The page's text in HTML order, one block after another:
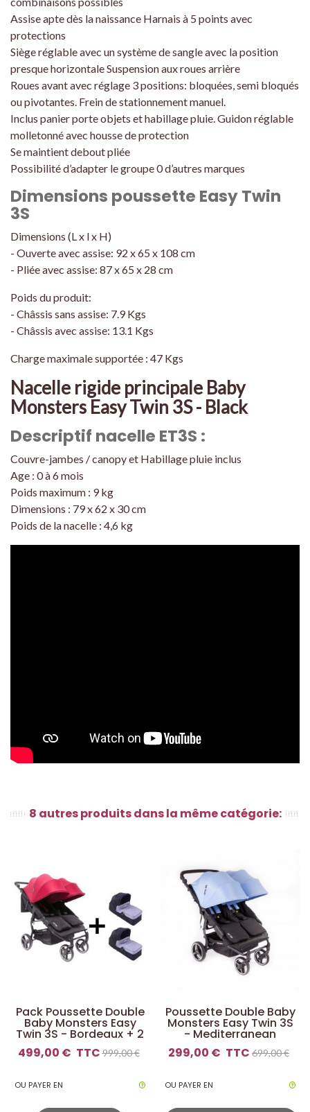
Assise apte dès la naissance Harnais à 5 points avec
protections
Siège réglable avec un système de sangle avec la position
presque horizontale Suspension aux roues arrière
Roues avant avec réglage 3 positions: bloquées, semi bloqués
ou pivotantes. Frein de stationnement manuel.
Inclus panier porte objets et habillage pluie. Guidon réglable
molletonné avec housse de protection
Se maintient debout pliée
Possibilité d’adapter le groupe 0 d’autres marques
Dimensions poussette Easy Twin
3S
Dimensions (L x l x H)
- Ouverte avec assise: 92 x 65 x 108 cm
- Pliée avec assise: 87 x 65 x 28 cm
Poids du produit:
- Châssis sans assise: 7.9 Kgs
- Châssis avec assise: 13.1 Kgs
Charge maximale supportée : 47 Kgs
Nacelle rigide principale Baby
Monsters Easy Twin 3S - Black
Descriptif nacelle ET3S :
Couvre-jambes / canopy et Habillage pluie inclus
Age : 0 à 6 mois
Poids maximum : 9 kg
Dimensions : 79 x 62 x 30 cm
Poids de la nacelle : 4,6 kg
8 autres produits dans la même catégorie:
Pack Poussette Double
Baby Monsters Easy
Twin 3S - Bordeaux + 2
Nacelles
499,00 € TTC 999,00 €
OU PAYER EN
Poussette Double Baby
Monsters Easy Twin 3S
- Mediterranean
299,00 € TTC 699,00 €
OU PAYER EN